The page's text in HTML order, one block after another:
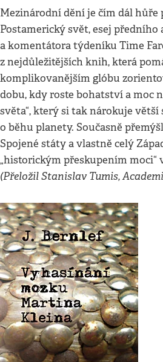
Mezinárodní dění je čím dál hůře
Postamerický svět, esej
a komentátora týdeníku Time
z nejdůležitějších knih, která
komplikovanějším glóbu
dobu, kdy roste bohatství a moc
světa“, který si tak nárokuje
o běhu planety. Současně
Spojené státy a vlastně celý
„historickým přeskupením moci“
(Přeložil Stanislav Tumis,